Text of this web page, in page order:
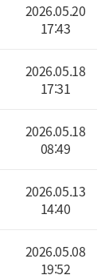
2026.05.20
17:43
2026.05.18
17:31
2026.05.18
08:49
2026.05.13
14:40
2026.05.08
19:52